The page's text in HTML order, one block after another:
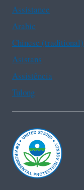
Assistance
Arabic
Chinese (traditional)
Asistans
Assistência
Tulong